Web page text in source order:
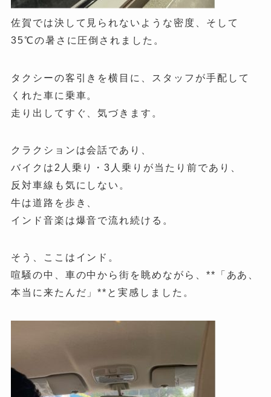
佐賀では決して見られないような密度、そして
35℃の暑さに圧倒されました。
タクシーの客引きを横目に、スタッフが手配して
くれた車に乗車。
走り出してすぐ、気づきます。
クラクションは会話であり、
バイクは2人乗り・3人乗りが当たり前であり、
反対車線も気にしない。
牛は道路を歩き、
インド音楽は爆音で流れ続ける。
そう、ここはインド。
喧騒の中、車の中から街を眺めながら、**「ああ、
本当に来たんだ」**と実感しました。